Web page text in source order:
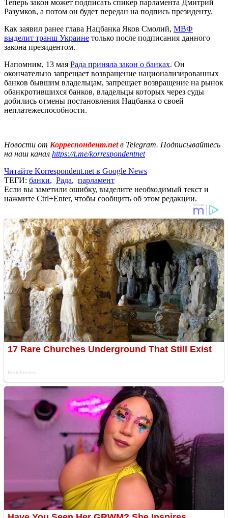
Теперь закон может подписать спикер парламента Дмитрий
Разумков, а потом он будет передан на подпись президенту.
Как заявил ранее глава Нацбанка Яков Смолий, МВФ
выделит транш Украине только после подписания данного
закона президентом.
Напомним, 13 мая Рада приняла закон о банках. Он
окончательно запрещает возвращение национализированных
банков бывшим владельцам, запрещает возвращение на рынок
обанкротившихся банков, владельцы которых через суды
добились отмены постановления Нацбанка о своей
неплатежеспособности.
Новости от Корреспондент.netв Telegram. Подписывайтесь
на наш канал https://t.me/korrespondentnet
Читайте Korrespondent.net в Google News
ТЕГИ: банки, Рада, парламент
Если вы заметили ошибку, выделите необходимый текст и
нажмите Ctrl+Enter, чтобы сообщить об этом редакции.